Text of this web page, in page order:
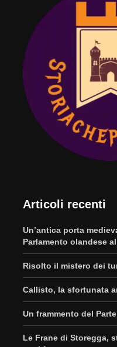
Articoli recenti
Un’antica porta
Parlamento olandese
Risolto il mistero dei
Callisto, la sfortunata
Un frammento del
Le Frane di Storegga,